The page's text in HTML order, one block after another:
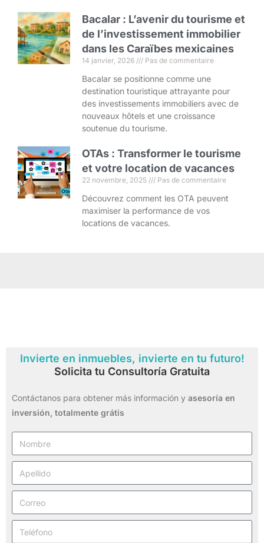
Bacalar : L’avenir du tourisme et
de l’investissement immobilier
dans les Caraïbes mexicaines
14 janvier, 2026 Pas de commentaire
Bacalar se positionne comme une
destination touristique attrayante pour
des investissements immobiliers avec de
nouveaux hôtels et une croissance
soutenue du tourisme.
OTAs : Transformer le tourisme
et votre location de vacances
22 novembre, 2025 Pas de commentaire
Découvrez comment les OTA peuvent
maximiser la performance de vos
locations de vacances.
Invierte en inmuebles, invierte en tu futuro!
Solicita tu Consultoría Gratuita
Contáctanos para obtener más información y asesoría en
inversión, totalmente grátis